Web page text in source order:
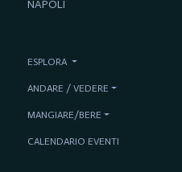
NAPOLI
ESPLORA
ANDARE / VEDERE
MANGIARE/BERE
CALENDARIO EVENTI